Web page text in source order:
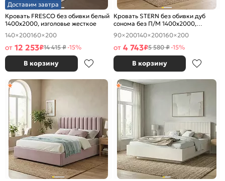
Доставим завтра
Кровать FRESCO без обивки белый
1400x2000, изголовье жесткое
140×200160×200
от 12 253₽14 415 ₽-15%
В корзину
Кровать STERN без обивки дуб
сонома без П/М 1400x2000,
изголовье жесткое
90×200140×200160×200
от 4 743₽5 580 ₽-15%
В корзину